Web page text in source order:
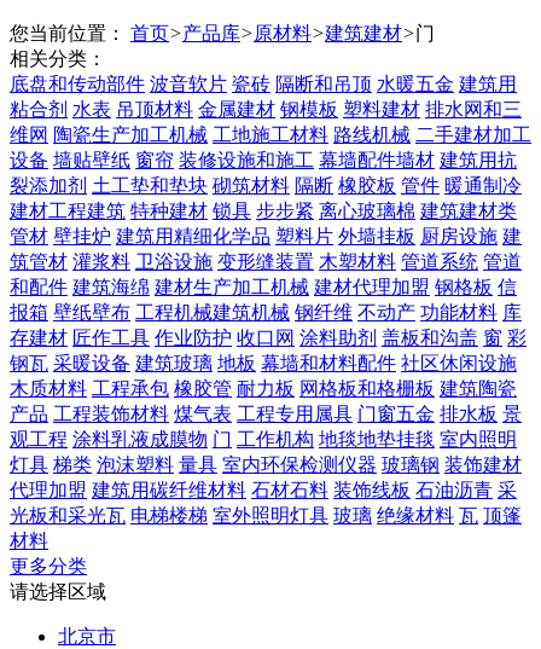
您当前位置： 首页>产品库>原材料>建筑建材>门
相关分类：
底盘和传动部件 波音软片 瓷砖 隔断和吊顶 水暖五金 建筑用
粘合剂 水表 吊顶材料 金属建材 钢模板 塑料建材 排水网和三
维网 陶瓷生产加工机械 工地施工材料 路线机械 二手建材加工
设备 墙贴壁纸 窗帘 装修设施和施工 幕墙配件墙材 建筑用抗
裂添加剂 土工垫和垫块 砌筑材料 隔断 橡胶板 管件 暖通制冷
建材工程建筑 特种建材 锁具 步步紧 离心玻璃棉 建筑建材类
管材 壁挂炉 建筑用精细化学品 塑料片 外墙挂板 厨房设施 建
筑管材 灌浆料 卫浴设施 变形缝装置 木塑材料 管道系统 管道
和配件 建筑海绵 建材生产加工机械 建材代理加盟 钢格板 信
报箱 壁纸壁布 工程机械建筑机械 钢纤维 不动产 功能材料 库
存建材 匠作工具 作业防护 收口网 涂料助剂 盖板和沟盖 窗 彩
钢瓦 采暖设备 建筑玻璃 地板 幕墙和材料配件 社区休闲设施
木质材料 工程承包 橡胶管 耐力板 网格板和格栅板 建筑陶瓷
产品 工程装饰材料 煤气表 工程专用属具 门窗五金 排水板 景
观工程 涂料乳液成膜物 门 工作机构 地毯地垫挂毯 室内照明
灯具 梯类 泡沫塑料 量具 室内环保检测仪器 玻璃钢 装饰建材
代理加盟 建筑用碳纤维材料 石材石料 装饰线板 石油沥青 采
光板和采光瓦 电梯楼梯 室外照明灯具 玻璃 绝缘材料 瓦 顶篷
材料
更多分类
请选择区域
北京市